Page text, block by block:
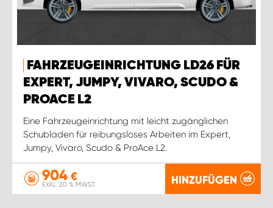
FAHRZEUGEINRICHTUNG LD26 FÜR
EXPERT, JUMPY, VIVARO, SCUDO &
PROACE L2
Eine Fahrzeugeinrichtung mit leicht zugänglichen
Schubladen für reibungsloses Arbeiten im Expert,
Jumpy, Vivaro, Scudo & ProAce L2.
904 €
EXKL. 20 % MWST. HINZUFÜGEN